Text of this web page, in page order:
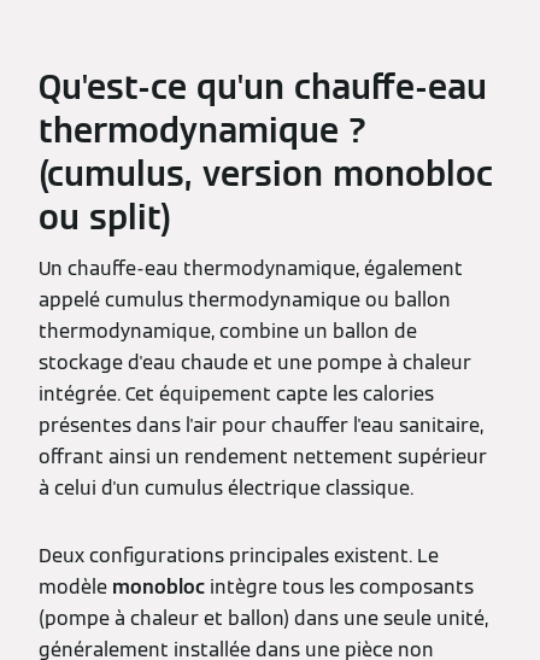
Qu'est-ce qu'un chauffe-eau
thermodynamique ?
(cumulus, version monobloc
ou split)
Un chauffe-eau thermodynamique, également
appelé cumulus thermodynamique ou ballon
thermodynamique, combine un ballon de
stockage d'eau chaude et une pompe à chaleur
intégrée. Cet équipement capte les calories
présentes dans l'air pour chauffer l'eau sanitaire,
offrant ainsi un rendement nettement supérieur
à celui d'un cumulus électrique classique.
Deux configurations principales existent. Le
modèle monobloc intègre tous les composants
(pompe à chaleur et ballon) dans une seule unité,
généralement installée dans une pièce non